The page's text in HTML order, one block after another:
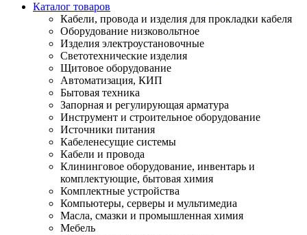
Каталог товаров
Кабели, провода и изделия для прокладки кабеля
Оборудование низковольтное
Изделия электроустановочные
Светотехнические изделия
Щитовое оборудование
Автоматизация, КИП
Бытовая техника
Запорная и регулирующая арматура
Инструмент и строительное оборудование
Источники питания
Кабеленесущие системы
Кабели и провода
Клининговое оборудование, инвентарь и
комплектующие, бытовая химия
Комплектные устройства
Компьютеры, серверы и мультимедиа
Масла, смазки и промышленная химия
Мебель